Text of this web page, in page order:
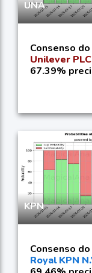
UNA
Consenso
Unilever
67.39%
KPN
Consenso
Royal KPN